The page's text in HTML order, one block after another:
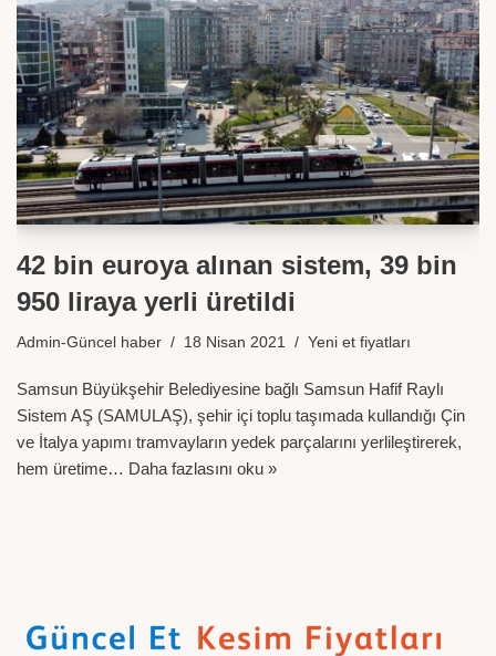
42 bin euroya alınan sistem, 39 bin
950 liraya yerli üretildi
Admin-Güncel haber 18 Nisan 2021 Yeni et fiyatları
Samsun Büyükşehir Belediyesine bağlı Samsun Hafif Raylı
Sistem AŞ (SAMULAŞ), şehir içi toplu taşımada kullandığı Çin
ve İtalya yapımı tramvayların yedek parçalarını yerlileştirerek,
hem üretime… Daha fazlasını oku »